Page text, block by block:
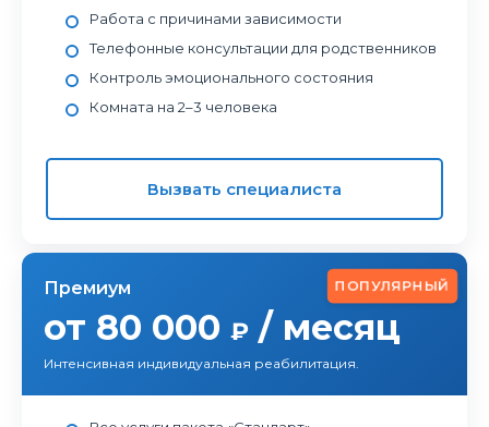
Работа с причинами зависимости
Телефонные консультации для родственников
Контроль эмоционального состояния
Комната на 2–3 человека
Вызвать специалиста
ПОПУЛЯРНЫЙ
Премиум
от 80 000 ₽ / месяц
Интенсивная индивидуальная реабилитация.